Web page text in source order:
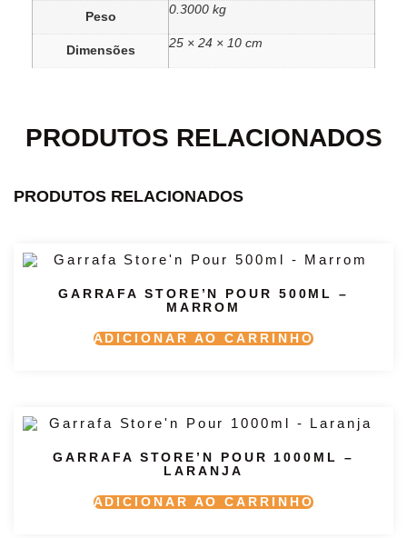
Peso
0.3000 kg
Dimensões
25 × 24 × 10 cm
PRODUTOS RELACIONADOS
PRODUTOS RELACIONADOS
GARRAFA STORE’N POUR 500ML –
MARROM
ADICIONAR AO CARRINHO
GARRAFA STORE’N POUR 1000ML –
LARANJA
ADICIONAR AO CARRINHO